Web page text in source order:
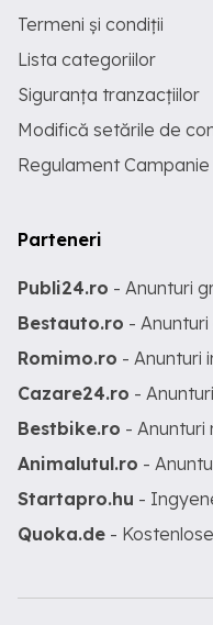
Termeni și condiții
Lista categoriilor
Siguranța tranzacțiilor
Modifică setările de
Regulament Campanie
Parteneri
Publi24.ro - Anunturi
Bestauto.ro -
Romimo.ro - Anunturi
Cazare24.ro -
Bestbike.ro - Anunturi
Animalutul.ro -
Startapro.hu -
Quoka.de -